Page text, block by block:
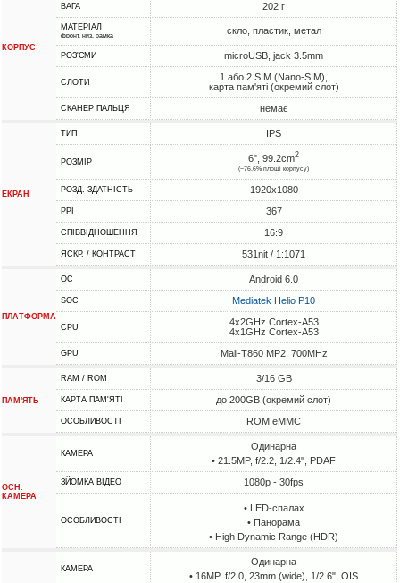
КОРПУС
ВАГА 202 г
МАТЕРІАЛ
фронт, низ, рамка скло, пластик, метал
РОЗ'ЄМИ microUSB, jack 3.5mm
СЛОТИ
1 або 2 SIM (Nano-SIM),
карта пам'яті (окремий слот)
СКАНЕР ПАЛЬЦЯ немає
ЕКРАН
ТИП IPS
РОЗМІР 6", 99.2cm2
(~76.6% площі корпусу)
РОЗД. ЗДАТНІСТЬ 1920x1080
PPI 367
СПІВВІДНОШЕННЯ 16:9
ЯСКР. / КОНТРАСТ 531nit / 1:1071
ПЛАТФОРМА
ОС Android 6.0
SOC Mediatek Helio P10
CPU
4x2GHz Cortex-A53
4x1GHz Cortex-A53
GPU Mali-T860 MP2, 700MHz
ПАМ'ЯТЬ
RAM / ROM 3/16 GB
КАРТА ПАМ'ЯТІ до 200GB (окремий слот)
ОСОБЛИВОСТІ ROM eMMC
ОСН.
КАМЕРА
КАМЕРА
Одинарна
• 21.5MP, f/2.2, 1/2.4", PDAF
ЗЙОМКА ВІДЕО 1080p - 30fps
ОСОБЛИВОСТІ
• LED-спалах
• Панорама
• High Dynamic Range (HDR)
КАМЕРА
Одинарна
• 16MP, f/2.0, 23mm (wide), 1/2.6", OIS